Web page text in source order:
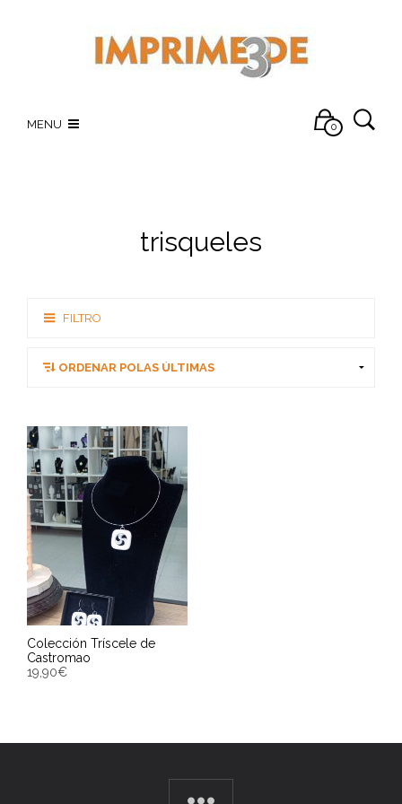
MENU 0
trisqueles
FILTRO
Colección Tríscele de
Castromao
19,90€
Entrega Estimada entre